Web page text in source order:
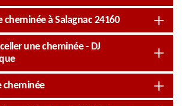
cheminée à Salagnac 24160
une cheminée - DJ
cheminée